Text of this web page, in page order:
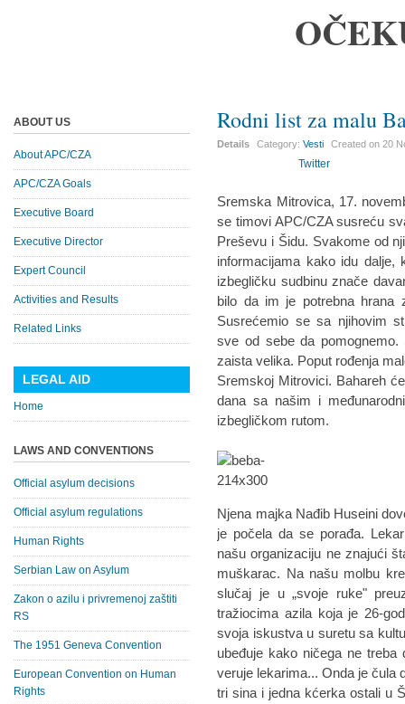
Rodni list za malu
Details Category:Vesti Created on20
Twitter
Sremska Mitrovica, 17.
se timovi APC/CZA susreću
Preševu i Šidu. Svakome od
informacijama kako idu
izbegličku sudbinu znače
bilo da im je potrebna hrana
Susrećemio se sa njihovim
sve od sebe da
zaista velika. Poput rođenja
Sremskoj Mitrovici. Bahareh
dana sa našim i
izbegličkom rutom.
Njena majka Nađib Huseini
je počela da se porađa.
našu organizaciju ne znajući
muškarac. Na našu molbu
slučaj je u „svoje ruke"
tražiocima azila koja je 26-
svoja iskustva u suretu sa
ubeđuje kako ničega ne
veruje lekarima... Onda je čula
tri sina i jedna kćerka ostali u
ABOUT US
About APC/CZA
APC/CZA Goals
Executive Board
Executive Director
Expert Council
Activities and Results
Related Links
LEGAL AID
Home
LAWS AND CONVENTIONS
Official asylum decisions
Official asylum regulations
Human Rights
Serbian Law on Asylum
Zakon o azilu i privremenoj zaštiti
RS
The 1951 Geneva Convention
European Convention on Human
Rights